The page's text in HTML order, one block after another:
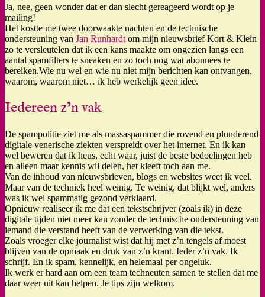
Ja, nee, geen wonder dat er dan slecht gereageerd wordt op je
mailing!
Het kostte me twee doorwaakte nachten en de technische
ondersteuning van Jan Runhardt om mijn nieuwsbrief Kort & Klein
zo te versleutelen dat ik een kans maakte om ongezien langs een
aantal spamfilters te sneaken en zo toch nog wat abonnees te
bereiken.Wie nu wel en wie nu niet mijn berichten kan ontvangen,
waarom, waarom niet… ik heb werkelijk geen idee.
Iedereen z’n vak
De spampolitie ziet me als massaspammer die rovend en plunderend
digitale venerische ziekten verspreidt over het internet. En ik kan
wel beweren dat ik heus, echt waar, juist de beste bedoelingen heb
en alleen maar kennis wil delen, het kleeft toch aan me.
Van de inhoud van nieuwsbrieven, blogs en websites weet ik veel.
Maar van de techniek heel weinig. Te weinig, dat blijkt wel, anders
was ik wel spammatig gezond verklaard.
Opnieuw realiseer ik me dat een tekstschrijver (zoals ik) in deze
digitale tijden niet meer kan zonder de technische ondersteuning van
iemand die verstand heeft van de verwerking van die tekst.
Zoals vroeger elke journalist wist dat hij met z’n tengels af moest
blijven van de opmaak en druk van z’n krant. Ieder z’n vak. Ik
schrijf. En ik spam, kennelijk, en helemaal per ongeluk.
Ik werk er hard aan om een team techneuten samen te stellen dat me
daar weer uit kan helpen. Je tips zijn welkom.